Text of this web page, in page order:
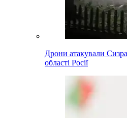
Дрони атакували
області Росії